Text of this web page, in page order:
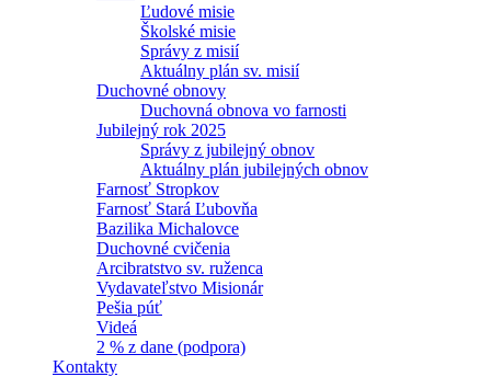
Ľudové misie
Školské misie
Správy z misií
Aktuálny plán sv. misií
Duchovné obnovy
Duchovná obnova vo farnosti
Jubilejný rok 2025
Správy z jubilejný obnov
Aktuálny plán jubilejných obnov
Farnosť Stropkov
Farnosť Stará Ľubovňa
Bazilika Michalovce
Duchovné cvičenia
Arcibratstvo sv. ruženca
Vydavateľstvo Misionár
Pešia púť
Videá
2 % z dane (podpora)
Kontakty